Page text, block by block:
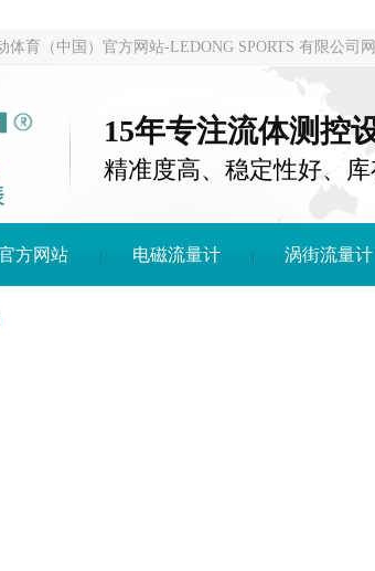
育（中国）官方网站-LEDONG SPORTS 有限公司网
15年专注流体测控
精准度高、稳定性好、库
方网站 电磁流量计 涡街流量计